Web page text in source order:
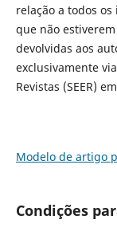
relação a todos
que não
devolvidas aos
exclusivamente
Revistas (SEER)
Modelo de artigo
Condições